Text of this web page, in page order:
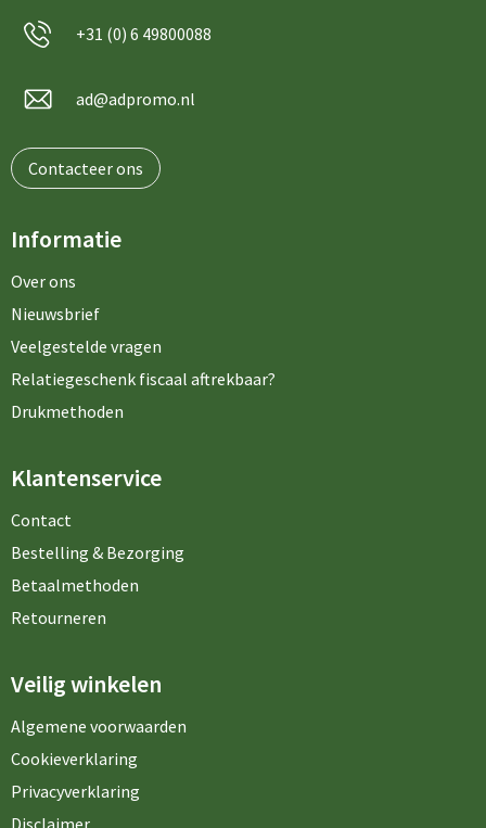
+31 (0) 6 49800088
ad@adpromo.nl
Contacteer ons
Informatie
Over ons
Nieuwsbrief
Veelgestelde vragen
Relatiegeschenk fiscaal aftrekbaar?
Drukmethoden
Klantenservice
Contact
Bestelling & Bezorging
Betaalmethoden
Retourneren
Veilig winkelen
Algemene voorwaarden
Cookieverklaring
Privacyverklaring
Disclaimer